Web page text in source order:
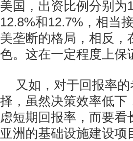
美国，出资比例分别为
12.8%和12.7%，相当
美垄断的格局，相反
色。这在一定程度上保
又如，对于回报率
择，虽然决策效率低下
虑短期回报率，而要
亚洲的基础设施建设